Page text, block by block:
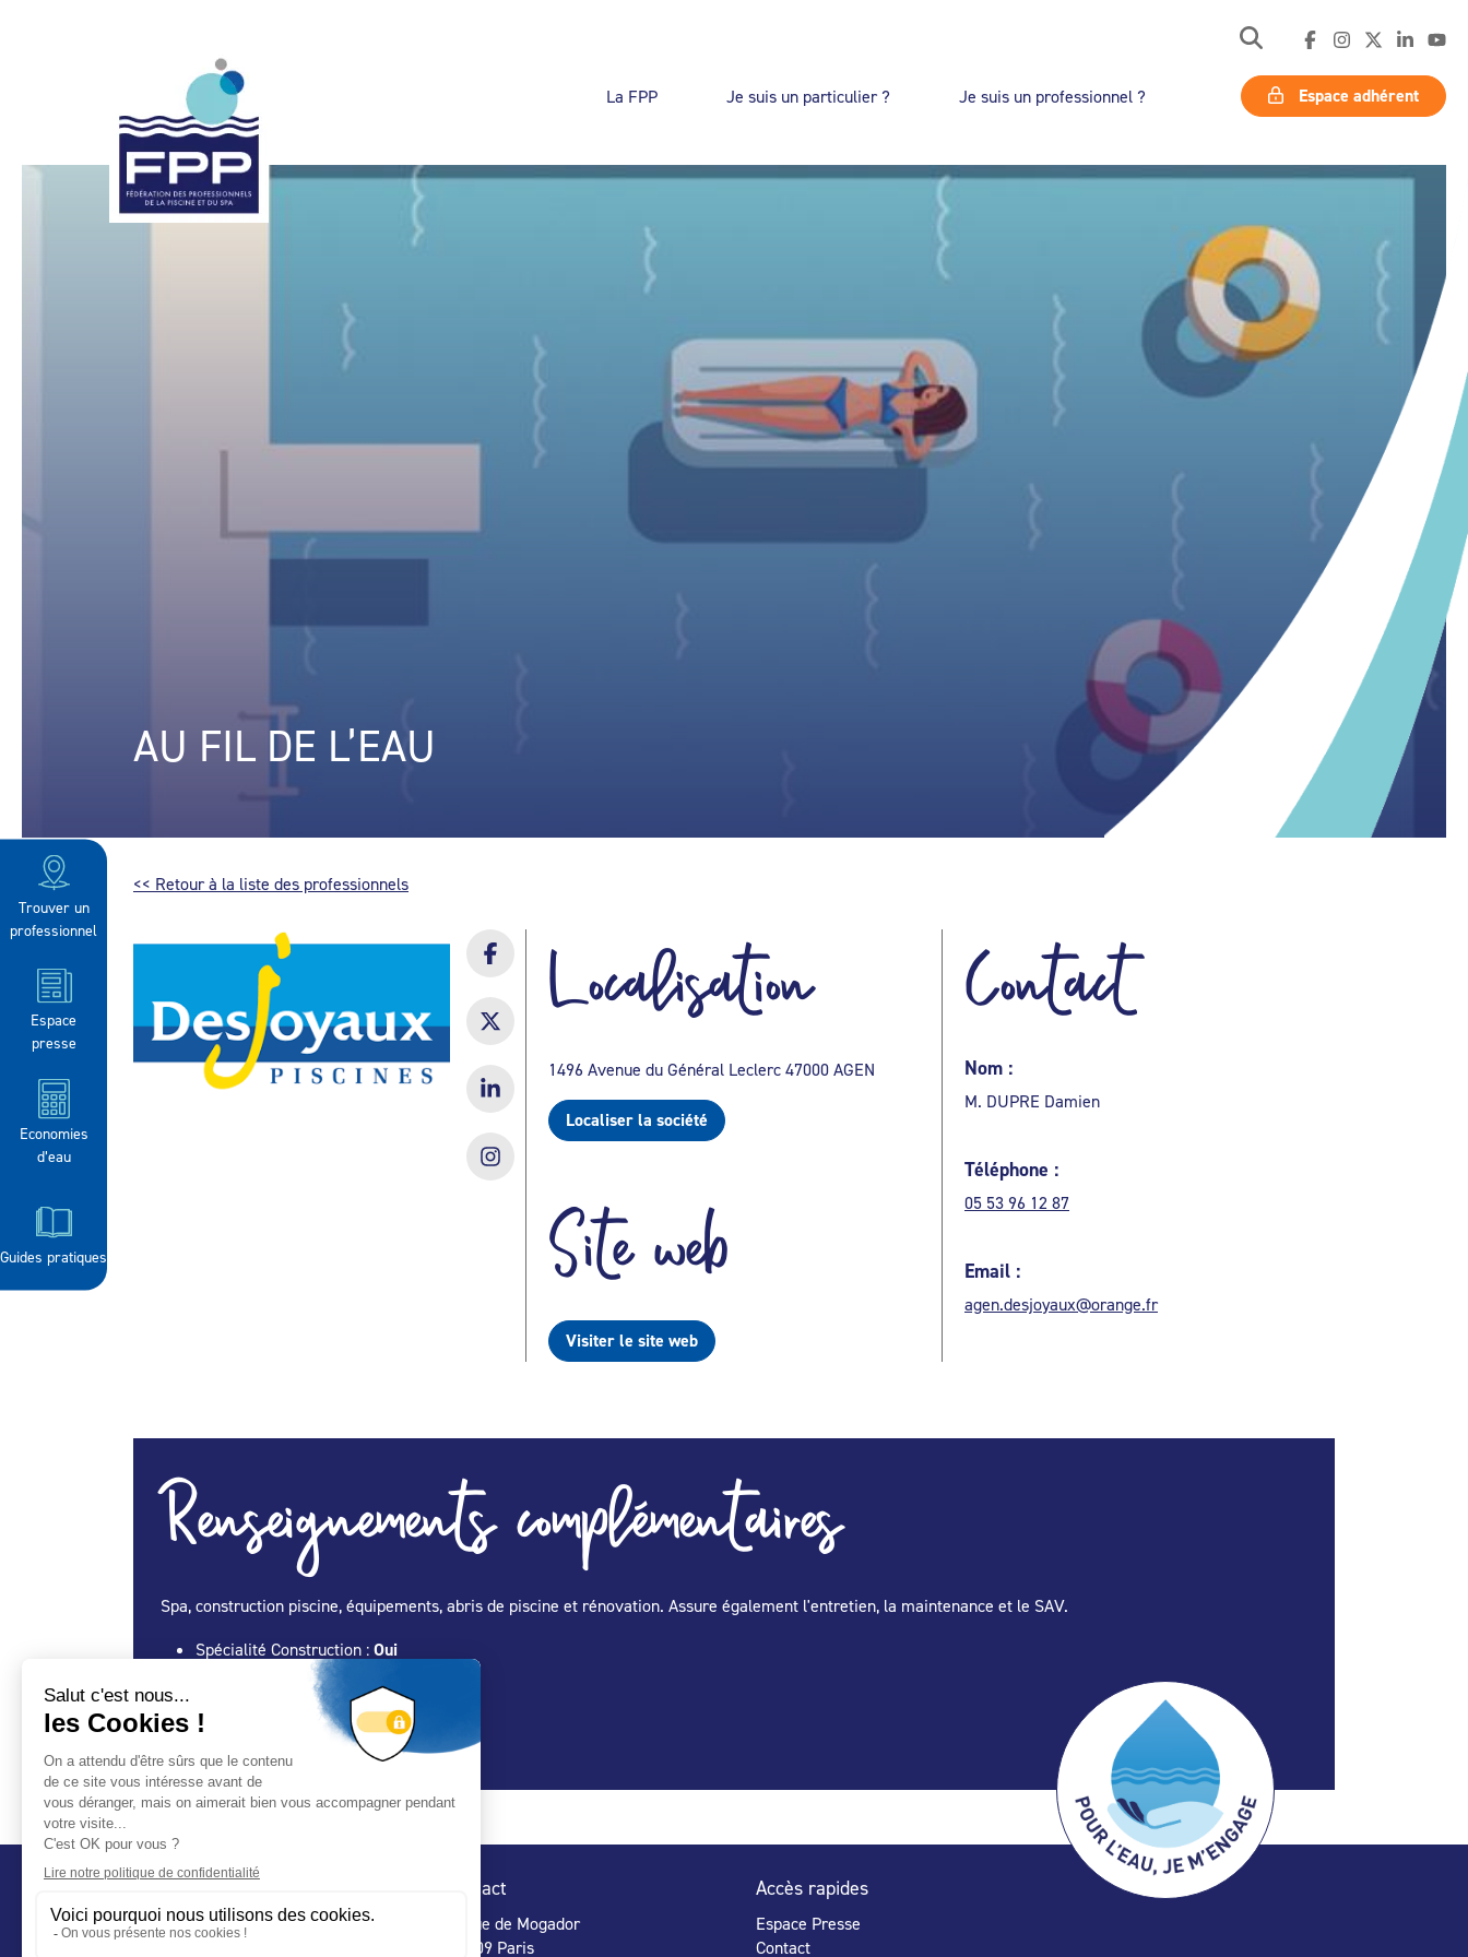
La FPP Je suis un particulier ? Je suis un professionnel ? Espace adhérent
Trouver un
professionnel
Espace
presse
Economies
d’eau
Guides pratiques
AU FIL DE L’EAU
<< Retour à la liste des professionnels
Localisation
1496 Avenue du Général Leclerc 47000 AGEN
Localiser la société
Site web
Visiter le site web
Contact
Nom :
M. DUPRE Damien
Téléphone :
05 53 96 12 87
Email :
agen.desjoyaux@orange.fr
Renseignements complémentaires
Spa, construction piscine, équipements, abris de piscine et rénovation. Assure également l'entretien, la maintenance et le SAV.
Spécialité Construction : Oui
Spécialité Entretien Maintenance :
Oui
Spécialité Abris : Oui
Contact
32 rue de Mogador
75 009 Paris
Accès rapides
Espace Presse
Contact